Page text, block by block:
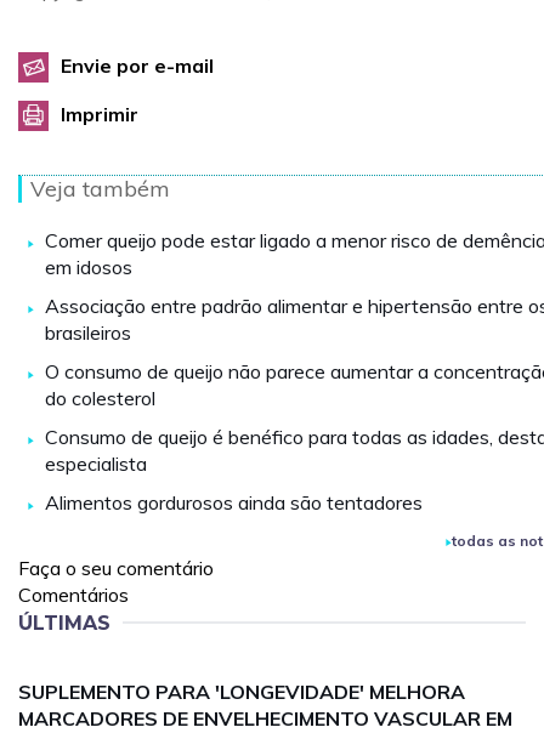
Envie por e-mail
Imprimir
Veja também
Comer queijo pode estar ligado a menor risco de
em idosos
Associação entre padrão alimentar e hipertensão entre
brasileiros
O consumo de queijo não parece aumentar a
do colesterol
Consumo de queijo é benéfico para todas as idades,
especialista
Alimentos gordurosos ainda são tentadores
todas as
Faça o seu comentário
Comentários
ÚLTIMAS
SUPLEMENTO PARA 'LONGEVIDADE' MELHORA
MARCADORES DE ENVELHECIMENTO VASCULAR EM